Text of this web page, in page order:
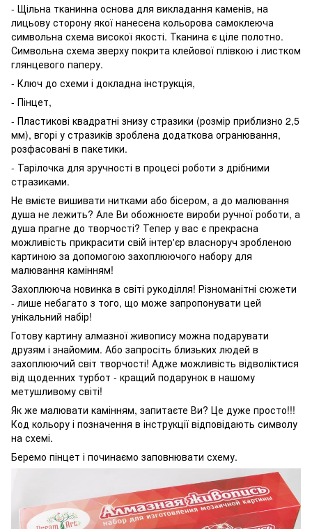
- Щільна тканинна основа для викладання каменів, на
лицьову сторону якої нанесена кольорова самоклеюча
символьна схема високої якості. Тканина є ціле полотно.
Символьна схема зверху покрита клейової плівкою і листком
глянцевого паперу.
- Ключ до схеми і докладна інструкція,
- Пінцет,
- Пластикові квадратні знизу стразики (розмір приблизно 2,5
мм), вгорі у стразиків зроблена додаткова огранювання,
розфасовані в пакетики.
- Тарілочка для зручності в процесі роботи з дрібними
стразиками.
Не вмієте вишивати нитками або бісером, а до малювання
душа не лежить? Але Ви обожнюєте вироби ручної роботи, а
душа прагне до творчості? Тепер у вас є прекрасна
можливість прикрасити свій інтер'єр власноруч зробленою
картиною за допомогою захоплюючого набору для
малювання камінням!
Захоплююча новинка в світі рукоділля! Різноманітні сюжети
- лише небагато з того, що може запропонувати цей
унікальний набір!
Готову картину алмазної живопису можна подарувати
друзям і знайомим. Або запросіть близьких людей в
захоплюючий світ творчості! Адже можливість відволіктися
від щоденних турбот - кращий подарунок в нашому
метушливому світі!
Як же малювати камінням, запитаєте Ви? Це дуже просто!!!
Код кольору і позначення в інструкції відповідають символу
на схемі.
Беремо пінцет і починаємо заповнювати схему.